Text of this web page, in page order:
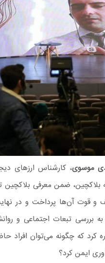
موسوی، کارشناس ارزهای
بلاکچین، ضمن معرفی بلاکچین
و قوت آن‌ها پرداخت و در
به بررسی تبعات اجتماعی و
که چگونه می‌توان افراد
ایمن کرد؟